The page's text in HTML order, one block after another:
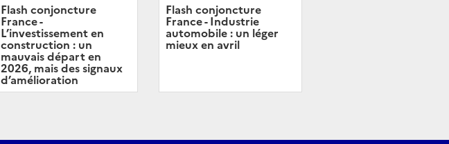
Flash conjoncture
France -
L’investissement en
construction : un
mauvais départ en
2026, mais des signaux
d’amélioration
Flash conjoncture
France - Industrie
automobile : un léger
mieux en avril